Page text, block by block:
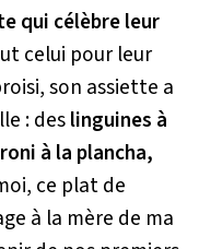
qui célèbre leur
celui pour leur
son assiette a
: deslinguines à
à la plancha,
ce plat de
à la mère de ma